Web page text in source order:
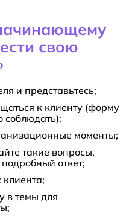
свою
и представьтесь;
к клиенту (форму
моменты;
такие вопросы,
ответ;
в темы для